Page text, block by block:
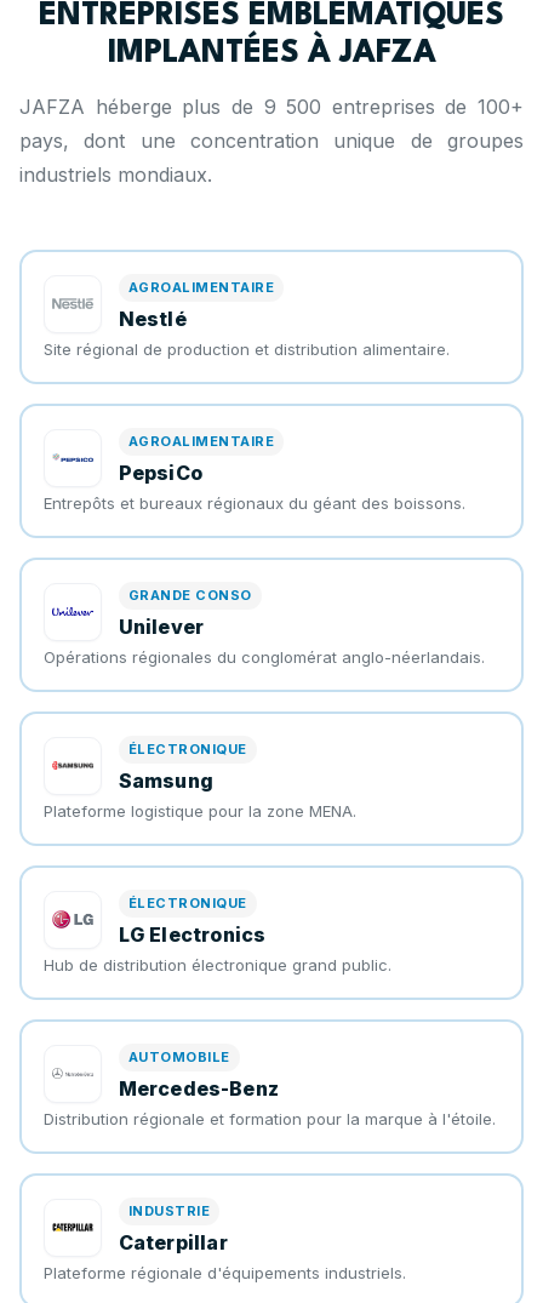
ENTREPRISES EMBLÉMATIQUES
IMPLANTÉES À JAFZA
JAFZA héberge plus de 9 500 entreprises de 100+
pays, dont une concentration unique de groupes
industriels mondiaux.
AGROALIMENTAIRE
Nestlé
Site régional de production et distribution alimentaire.
AGROALIMENTAIRE
PepsiCo
Entrepôts et bureaux régionaux du géant des boissons.
GRANDE CONSO
Unilever
Opérations régionales du conglomérat anglo-néerlandais.
ÉLECTRONIQUE
Samsung
Plateforme logistique pour la zone MENA.
ÉLECTRONIQUE
LG Electronics
Hub de distribution électronique grand public.
AUTOMOBILE
Mercedes-Benz
Distribution régionale et formation pour la marque à l'étoile.
INDUSTRIE
Caterpillar
Plateforme régionale d'équipements industriels.